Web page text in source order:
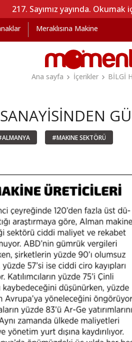
217. Sayımız yayında. Okumak
Meraklısına Makine
Ana sayfa
İçerikler BİLGİ
#MAKINE SEKTÖRÜ